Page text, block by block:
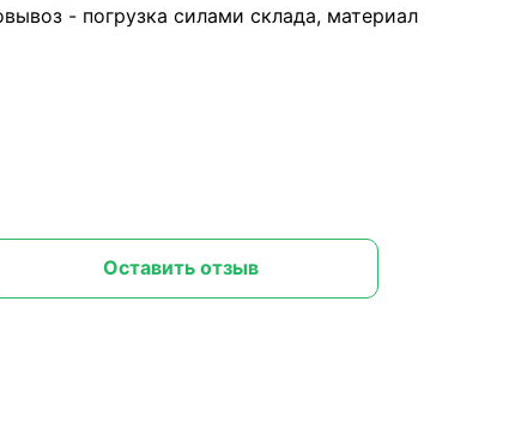
- погрузка силами склада, материал
Оставить отзыв